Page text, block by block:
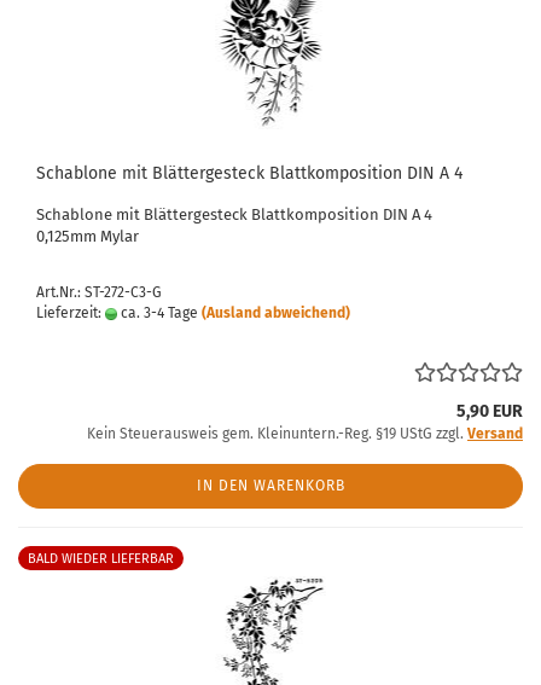
Schablone mit Blättergesteck Blattkomposition DIN A 4
Schablone mit Blättergesteck Blattkomposition DIN A 4
0,125mm Mylar
Art.Nr.: ST-272-C3-G
Lieferzeit:
ca. 3-4 Tage (Ausland abweichend)
5,90 EUR
Kein Steuerausweis gem. Kleinuntern.-Reg. §19 UStG zzgl. Versand
IN DEN WARENKORB
BALD WIEDER LIEFERBAR